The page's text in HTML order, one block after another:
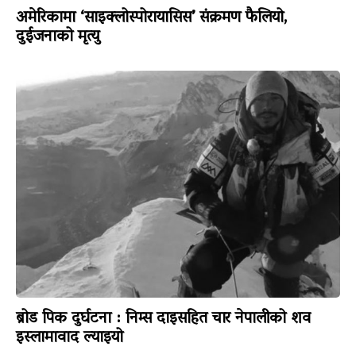
अमेरिकामा ‘साइक्लोस्पोरायासिस’ संक्रमण फैलियो,
दुईजनाको मृत्यु
ब्रोड पिक दुर्घटना : निम्स दाइसहित चार नेपालीको शव
इस्लामावाद ल्याइयो